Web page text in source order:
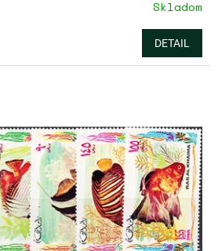
Skladom
DETAIL